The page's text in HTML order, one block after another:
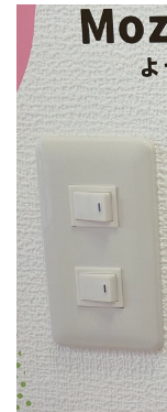
採用情報
採用の流れ
採用情報
採用エント
お問い合わせ
お知らせ